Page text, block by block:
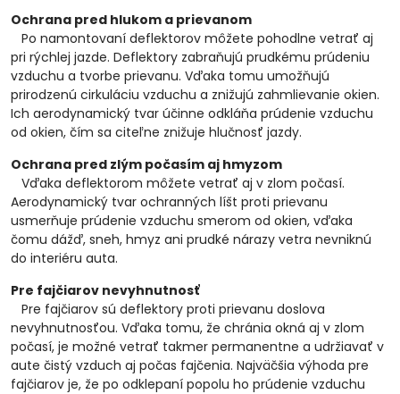
Ochrana pred hlukom a prievanom
Po namontovaní deflektorov môžete pohodlne vetrať aj
pri rýchlej jazde. Deflektory zabraňujú prudkému prúdeniu
vzduchu a tvorbe prievanu. Vďaka tomu umožňujú
prirodzenú cirkuláciu vzduchu a znižujú zahmlievanie okien.
Ich aerodynamický tvar účinne odkláňa prúdenie vzduchu
od okien, čím sa citeľne znižuje hlučnosť jazdy.
Ochrana pred zlým počasím aj hmyzom
Vďaka deflektorom môžete vetrať aj v zlom počasí.
Aerodynamický tvar ochranných líšt proti prievanu
usmerňuje prúdenie vzduchu smerom od okien, vďaka
čomu dážď, sneh, hmyz ani prudké nárazy vetra nevniknú
do interiéru auta.
Pre fajčiarov nevyhnutnosť
Pre fajčiarov sú deflektory proti prievanu doslova
nevyhnutnosťou. Vďaka tomu, že chránia okná aj v zlom
počasí, je možné vetrať takmer permanentne a udržiavať v
aute čistý vzduch aj počas fajčenia. Najväčšia výhoda pre
fajčiarov je, že po odklepaní popolu ho prúdenie vzduchu